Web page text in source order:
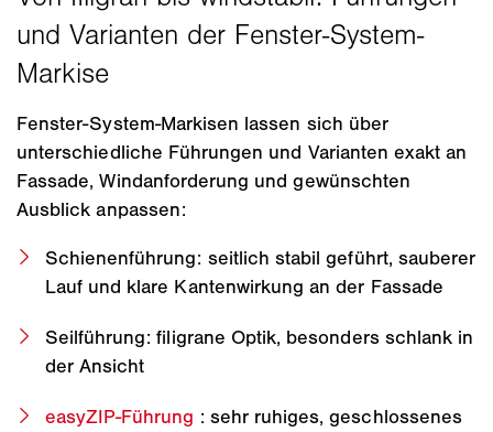
Fenster-System-Markisen lassen sich über
unterschiedliche Führungen und Varianten exakt an
Fassade, Windanforderung und gewünschten
Ausblick anpassen:
Schienenführung: seitlich stabil geführt, sauberer
Lauf und klare Kantenwirkung an der Fassade
Seilführung: filigrane Optik, besonders schlank in
der Ansicht
easyZIP-Führung : sehr ruhiges, geschlossenes